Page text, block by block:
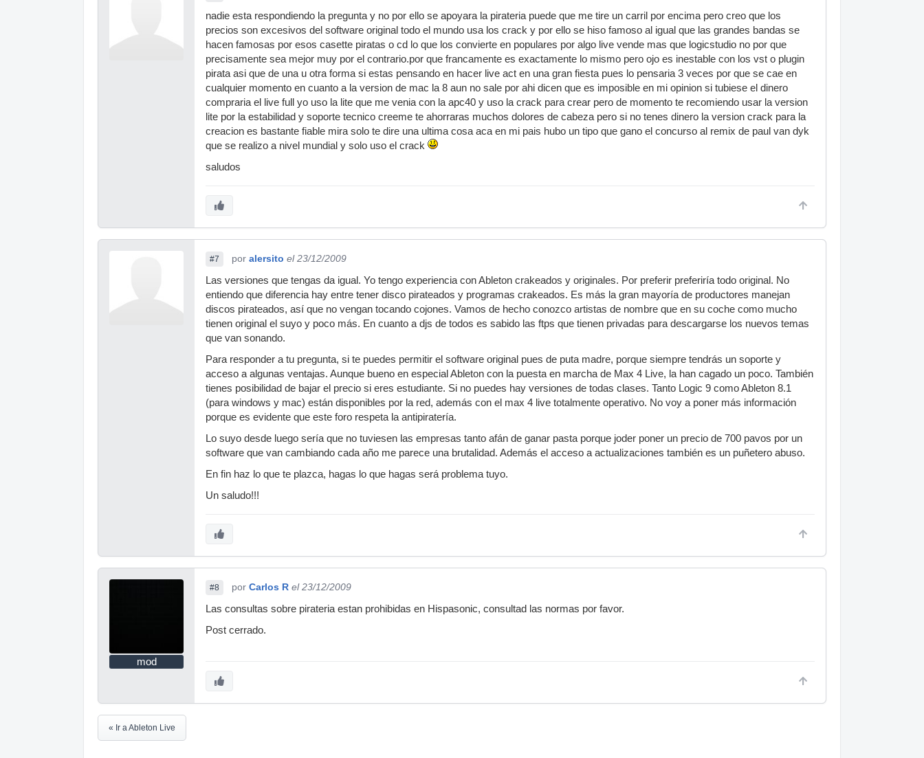
nadie esta respondiendo la pregunta y no por ello se apoyara la pirateria puede que me tire un carril por encima pero creo que los
precios son excesivos del software original todo el mundo usa los crack y por ello se hiso famoso al igual que las grandes bandas se
hacen famosas por esos casette piratas o cd lo que los convierte en populares por algo live vende mas que logicstudio no por que
precisamente sea mejor muy por el contrario.por que francamente es exactamente lo mismo pero ojo es inestable con los vst o plugin
pirata asi que de una u otra forma si estas pensando en hacer live act en una gran fiesta pues lo pensaria 3 veces por que se cae en
cualquier momento en cuanto a la version de mac la 8 aun no sale por ahi dicen que es imposible en mi opinion si tubiese el dinero
compraria el live full yo uso la lite que me venia con la apc40 y uso la crack para crear pero de momento te recomiendo usar la version
lite por la estabilidad y soporte tecnico creeme te ahorraras muchos dolores de cabeza pero si no tenes dinero la version crack para la
creacion es bastante fiable mira solo te dire una ultima cosa aca en mi pais hubo un tipo que gano el concurso al remix de paul van dyk
que se realizo a nivel mundial y solo uso el crack
saludos
#7 por alersito el 23/12/2009
Las versiones que tengas da igual. Yo tengo experiencia con Ableton crakeados y originales. Por preferir preferiría todo original. No
entiendo que diferencia hay entre tener disco pirateados y programas crakeados. Es más la gran mayoría de productores manejan
discos pirateados, así que no vengan tocando cojones. Vamos de hecho conozco artistas de nombre que en su coche como mucho
tienen original el suyo y poco más. En cuanto a djs de todos es sabido las ftps que tienen privadas para descargarse los nuevos temas
que van sonando.
Para responder a tu pregunta, si te puedes permitir el software original pues de puta madre, porque siempre tendrás un soporte y
acceso a algunas ventajas. Aunque bueno en especial Ableton con la puesta en marcha de Max 4 Live, la han cagado un poco. También
tienes posibilidad de bajar el precio si eres estudiante. Si no puedes hay versiones de todas clases. Tanto Logic 9 como Ableton 8.1
(para windows y mac) están disponibles por la red, además con el max 4 live totalmente operativo. No voy a poner más información
porque es evidente que este foro respeta la antipiratería.
Lo suyo desde luego sería que no tuviesen las empresas tanto afán de ganar pasta porque joder poner un precio de 700 pavos por un
software que van cambiando cada año me parece una brutalidad. Además el acceso a actualizaciones también es un puñetero abuso.
En fin haz lo que te plazca, hagas lo que hagas será problema tuyo.
Un saludo!!!
mod
#8 por Carlos R el 23/12/2009
Las consultas sobre pirateria estan prohibidas en Hispasonic, consultad las normas por favor.
Post cerrado.
« Ir a Ableton Live